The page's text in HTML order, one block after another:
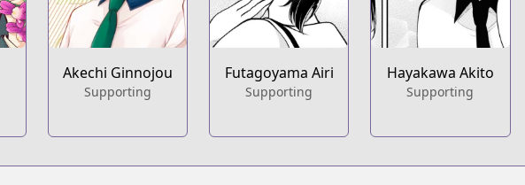
Akechi Ginnojou
Supporting
Futagoyama Airi
Supporting
Hayakawa Akito
Supporting